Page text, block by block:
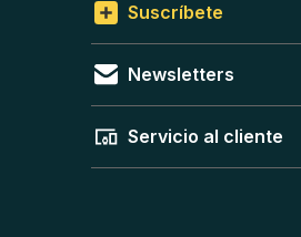
Suscríbete
Newsletters
Servicio al cliente